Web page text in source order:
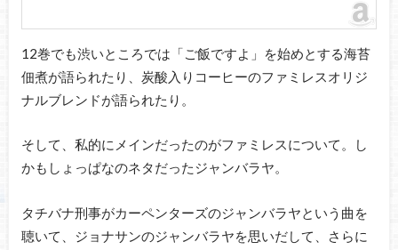
12巻でも渋いところでは「ご飯ですよ」を始めとする海苔
佃煮が語られたり、炭酸入りコーヒーのファミレスオリジ
ナルブレンドが語られたり。
そして、私的にメインだったのがファミレスについて。し
かもしょっぱなのネタだったジャンバラヤ。
タチバナ刑事がカーペンターズのジャンバラヤという曲を
聴いて、ジョナサンのジャンバラヤを思いだして、さらに